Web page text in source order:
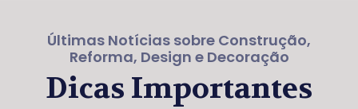
Últimas Notícias sobre Construção,
Reforma, Design e Decoração
Dicas Importantes